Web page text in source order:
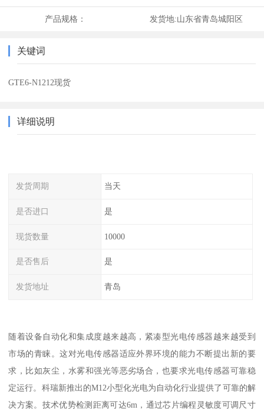
产品规格： 发货地:山东省青岛城阳区
关键词
GTE6-N1212现货
详细说明
发货周期 当天
是否进口 是
现货数量 10000
是否售后 是
发货地址 青岛
随着设备自动化和集成度越来越高，紧凑型光电传感器越来越受到
市场的青睐。这对光电传感器适应外界环境的能力不断提出新的要
求，比如灰尘，水雾和强光等恶劣场合，也要求光电传感器可靠稳
定运行。科瑞新推出的M12小型化光电为自动化行业提供了可靠的解
决方案。技术优势检测距离可达6m，通过芯片编程灵敏度可调尺寸